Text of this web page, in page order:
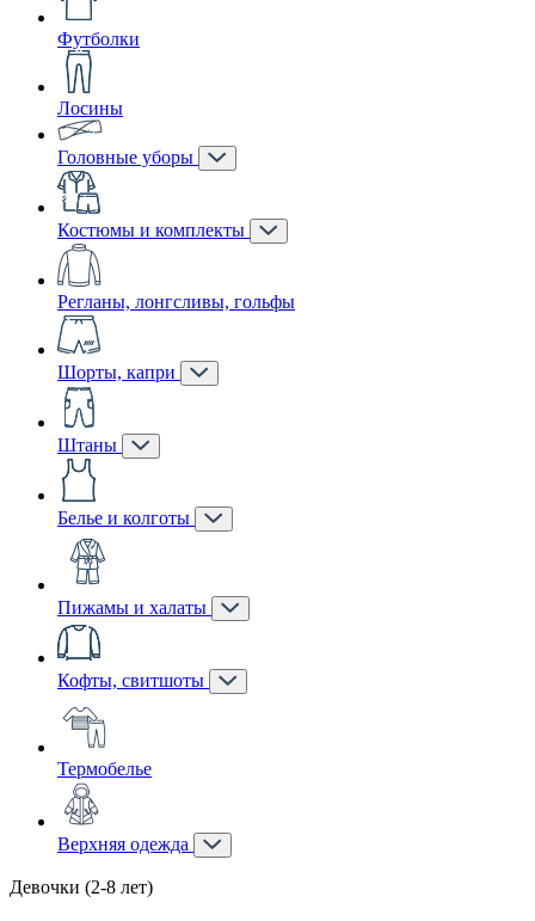
Футболки
Лосины
Головные уборы
Костюмы и комплекты
Регланы, лонгсливы, гольфы
Шорты, капри
Штаны
Белье и колготы
Пижамы и халаты
Кофты, свитшоты
Термобелье
Верхняя одежда
Девочки (2-8 лет)